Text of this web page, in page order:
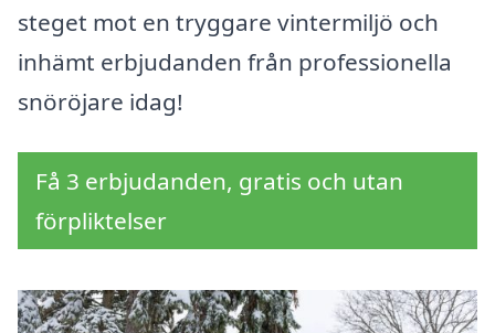
steget mot en tryggare vintermiljö och
inhämt erbjudanden från professionella
snöröjare idag!
Få 3 erbjudanden, gratis och utan
förpliktelser